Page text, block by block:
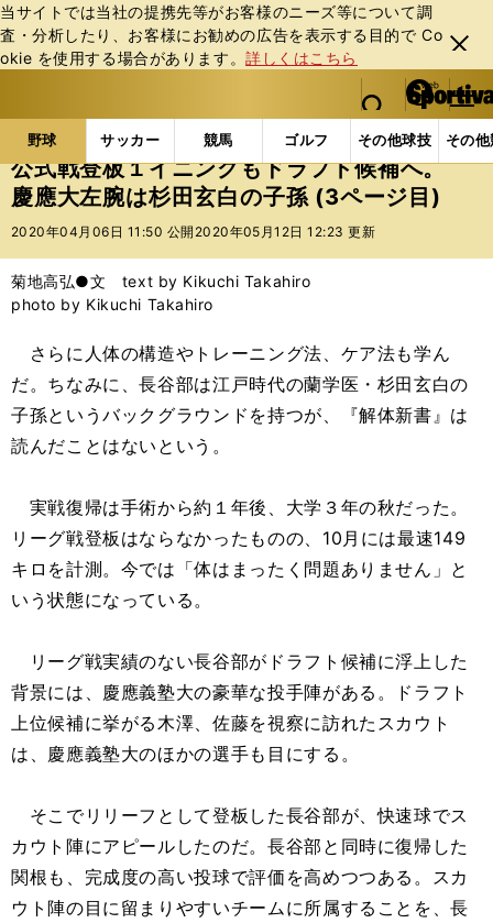
当サイトでは当社の提携先等がお客様のニーズ等について調
査・分析したり、お客様にお勧めの広告を表⽰する⽬的で Co
okie を使⽤する場合があります。詳しくはこちら
閉じ
る
web Sportiva (webスポルティーバ)
検索
マイペ
ー
ジ
メニュ
野球 サッカー 競馬 ゴルフ その他球技 その
b
ス
ポ
ル
バ
野球の記事一覧 高校野球他 公式戦登板１イニング
公式戦登板１イニングもドラフト候補へ。
慶應大左腕は杉田玄白の子孫 (3ページ目)
2020年04月06日 11:50 公開 2020年05月12日 12:23 更新
菊地高弘●文 text by Kikuchi Takahiro
photo by Kikuchi Takahiro
さらに人体の構造やトレーニング法、ケア法も学ん
だ。ちなみに、長谷部は江戸時代の蘭学医・杉田玄白の
子孫というバックグラウンドを持つが、『解体新書』は
読んだことはないという。
実戦復帰は手術から約１年後、大学３年の秋だった。
リーグ戦登板はならなかったものの、10月には最速149
キロを計測。今では「体はまったく問題ありません」と
いう状態になっている。
リーグ戦実績のない長谷部がドラフト候補に浮上した
背景には、慶應義塾大の豪華な投手陣がある。ドラフト
上位候補に挙がる木澤、佐藤を視察に訪れたスカウト
は、慶應義塾大のほかの選手も目にする。
そこでリリーフとして登板した長谷部が、快速球でス
カウト陣にアピールしたのだ。長谷部と同時に復帰した
関根も、完成度の高い投球で評価を高めつつある。スカ
ウト陣の目に留まりやすいチームに所属することを、長